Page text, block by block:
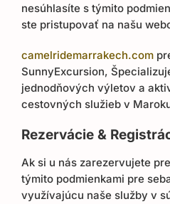
nesúhlasíte s týmito
ste pristupovať na našu
camelridemarrakech.com
SunnyExcursion,
jednodňových výletov a
cestovných služieb v
Rezervácie &
Ak si u nás zarezervujete
týmito podmienkami pre
využívajúcu naše služby v